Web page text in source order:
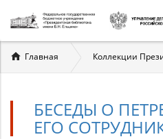
Вы
здесь
Главная Коллекции
БЕСЕДЫ О
ЕГО